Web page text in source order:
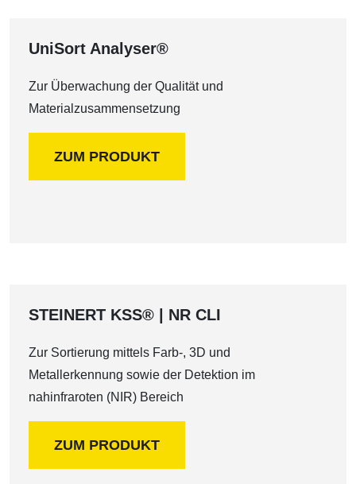
UniSort Analyser®
Zur Überwachung der Qualität und
Materialzusammensetzung
ZUM PRODUKT
STEINERT KSS® | NR CLI
Zur Sortierung mittels Farb-, 3D und
Metallerkennung sowie der Detektion im
nahinfraroten (NIR) Bereich
ZUM PRODUKT